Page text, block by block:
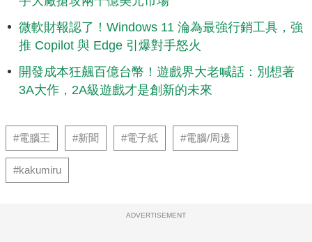
微軟財報認了！Windows 11 淪為最強行銷工具，強
推 Copilot 與 Edge 引爆對手怒火
開發成本狂飆百億台幣！遊戲界大老喊話：別想著
3A大作，2A級遊戲才是創新的未來
#電腦王 #新聞 #電子紙 #電腦/周邊
#kakumiru
ADVERTISEMENT